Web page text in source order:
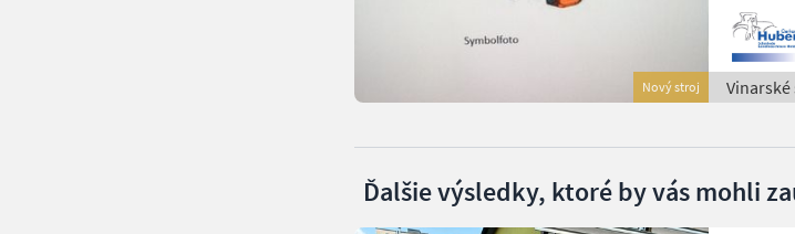
Nový stroj
Ďalšie výsledky, ktoré by vás mohli